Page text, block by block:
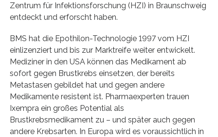
Zentrum für Infektionsforschung (HZI) in Braunschweig
entdeckt und erforscht haben.
BMS hat die Epothilon-Technologie 1997 vom HZI
einlizenziert und bis zur Marktreife weiter entwickelt.
Mediziner in den USA können das Medikament ab
sofort gegen Brustkrebs einsetzen, der bereits
Metastasen gebildet hat und gegen andere
Medikamente resistent ist. Pharmaexperten trauen
Ixempra ein großes Potential als
Brustkrebsmedikament zu – und später auch gegen
andere Krebsarten. In Europa wird es voraussichtlich in